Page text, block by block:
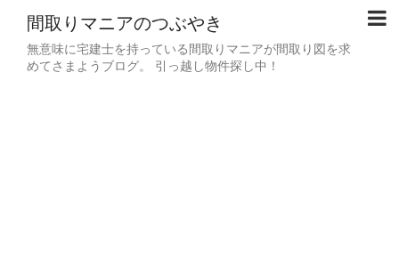
間取りマニアのつぶやき
無意味に宅建士を持っている間取りマニアが間取り図を求
めてさまようブログ。 引っ越し物件探し中！